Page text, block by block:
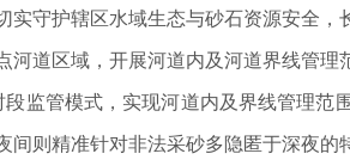
护辖区水域生态与砂石资源安全，
道区域，开展河道内及河道界线管理
管模式，实现河道内及界线管理范
则精准针对非法采砂多隐匿于深夜